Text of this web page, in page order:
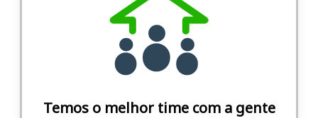
Temos o melhor time com a gente